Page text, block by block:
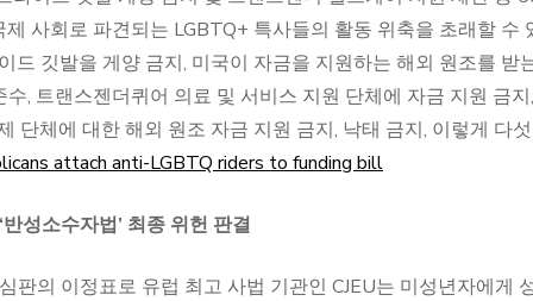
사회로 파견되는 LGBTQ+ 특사들의 활동 위축을 초래할 수
드 깃발을 게양 금지, 미국이 자금을 지원하는 해외 원조를 받
, 트랜스젠더퀴어 의료 및 서비스 지원 단체에 자금 지원 금
단체에 대한 해외 원조 자금 지원 금지, 낙태 금지, 이렇게 다
attach anti-LGBTQ riders to funding bill
성소수자법’ 최종 위헌 판결
판의 이정표로 유럽 최고 사법 기관인 CJEU는 미성년자에게